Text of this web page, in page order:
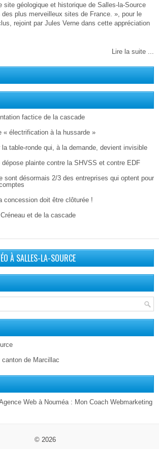
site géologique et historique de Salles-la-Source
des plus merveilleux sites de France. », pour le
rejoint par Jules Verne dans cette appréciation
Lire la suite ...
factice de la cascade
« électrification à la hussarde »
la table-ronde qui, à la demande, devient invisible
dépose plainte contre la SHVSS et contre EDF
sont désormais 2/3 des entreprises qui optent pour
concession doit être clôturée !
et de la cascade
À SALLES-LA-SOURCE
de Marcillac
Web à Nouméa : Mon Coach Webmarketing
© 2026